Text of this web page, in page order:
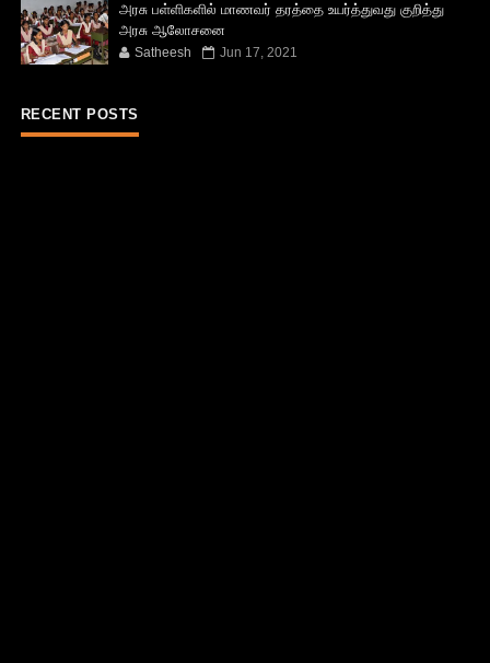
அரசு பள்ளிகளில் மாணவர் தரத்தை உயர்த்துவது குறித்து
அரசு ஆலோசனை
Satheesh Jun 17, 2021
RECENT POSTS